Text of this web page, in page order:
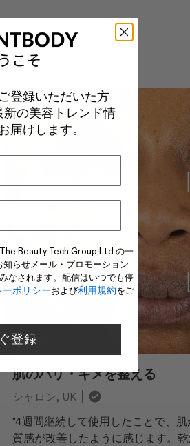
だ
Before
肌のハリ・キメを整える
シャロン, UK
"4週間継続して使用したことで、肌
質感が改善したように感じます。
登録いただいた方
の美容トレンド情
届けします。
Beauty Tech Group Ltd の一
らせメール・プロモーション
なされます。配信はいつでも停
ポリシーおよび利用規約をご
登録